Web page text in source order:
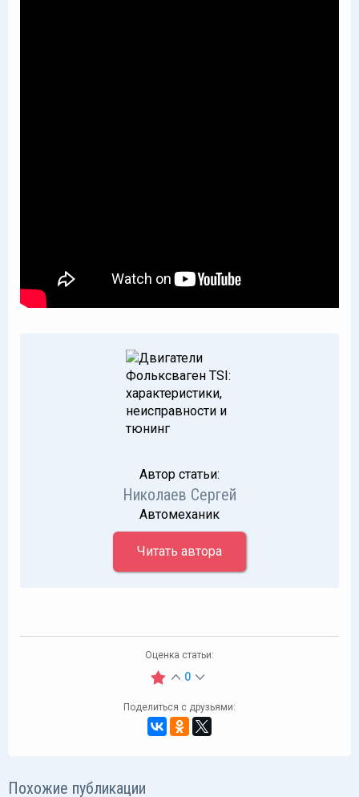
Автор статьи:
Николаев Сергей
Автомеханик
Читать автора
Оценка статьи:
0
Поделиться с друзьями:
Похожие публикации